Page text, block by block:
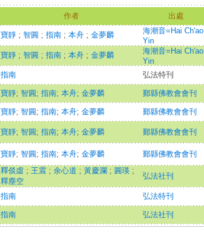
作者 出處
寶靜 ; 智圓 ; 指南 ; 本舟 ; 金夢麟
海潮音=Hai Ch'ao
Yin
寶靜 ; 智圓 ; 指南 ; 本舟 ; 金夢麟
海潮音=Hai Ch'ao
Yin
指南 弘法特刊
寶靜; 智圓 ; 指南; 本舟; 金夢麟 鄞縣佛教會會刊
寶靜; 智圓 ; 指南; 本舟; 金夢麟
鄞縣佛教會會刊
寶靜; 智圓 ; 指南; 本舟; 金夢麟
鄞縣佛教會會刊
寶靜; 智圓 ; 指南; 本舟; 金夢麟 鄞縣佛教會會刊
釋倓虛 ; 王震 ; 余心道 ; 黃慶瀾 ; 圓瑛 ;
釋塵空
弘法社刊
指南 弘法特刊
指南 弘法社刊